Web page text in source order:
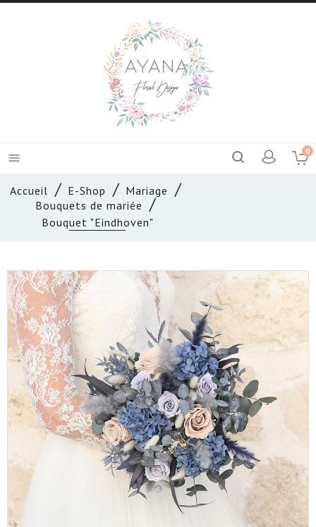
 0
Accueil E-Shop
Mariage
Bouquets de mariée
Bouquet "Eindhoven"